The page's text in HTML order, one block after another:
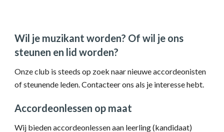
Wil je muzikant worden? Of wil je ons
steunen en lid worden?
Onze club is steeds op zoek naar nieuwe accordeonisten
of steunende leden. Contacteer ons als je interesse hebt.
Accordeonlessen op maat
Wij bieden accordeonlessen aan leerling (kandidaat)